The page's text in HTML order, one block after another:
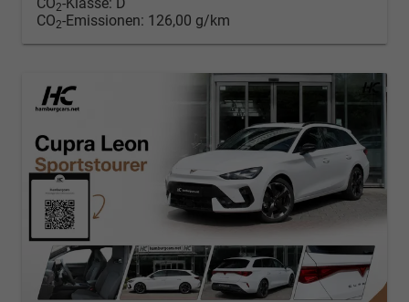
2
CO2-Emissionen: 126,00 g/km